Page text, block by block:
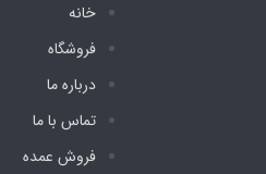
خانه
فروشگاه
درباره ما
تماس با ما
فروش عمده